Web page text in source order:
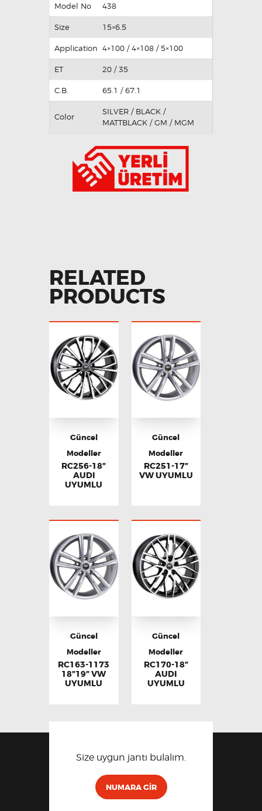
Model No 438
Size 15×6.5
Application 4×100 / 4×108 / 5×100
ET 20 / 35
C.B. 65.1 / 67.1
Color
SILVER / BLACK /
MATTBLACK / GM / MGM
RELATED
PRODUCTS
Güncel
Modeller
RC256-18”
AUDI
UYUMLU
Güncel
Modeller
RC251-17”
VW UYUMLU
Güncel
Modeller
RC163-1173
18”19” VW
UYUMLU
Güncel
Modeller
RC170-18”
AUDI
UYUMLU
Size uygun jantı bulalım.
NUMARA GIR